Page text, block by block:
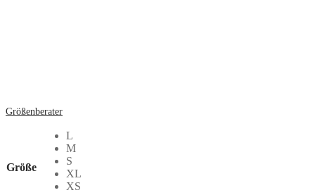
Größenberater
Größe
L
M
S
XL
XS